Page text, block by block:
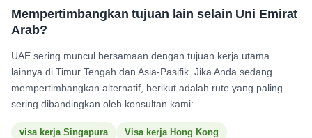
Mempertimbangkan tujuan lain selain Uni Emirat
Arab?
UAE sering muncul bersamaan dengan tujuan kerja utama
lainnya di Timur Tengah dan Asia-Pasifik. Jika Anda sedang
mempertimbangkan alternatif, berikut adalah rute yang paling
sering dibandingkan oleh konsultan kami:
visa kerja Singapura
Visa kerja Hong Kong